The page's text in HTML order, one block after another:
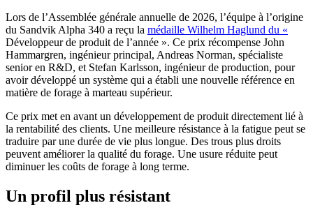
Lors de l’Assemblée générale annuelle de 2026, l’équipe à l’origine
du Sandvik Alpha 340 a reçu la médaille Wilhelm Haglund du «
Développeur de produit de l’année ». Ce prix récompense John
Hammargren, ingénieur principal, Andreas Norman, spécialiste
senior en R&D, et Stefan Karlsson, ingénieur de production, pour
avoir développé un système qui a établi une nouvelle référence en
matière de forage à marteau supérieur.
Ce prix met en avant un développement de produit directement lié à
la rentabilité des clients. Une meilleure résistance à la fatigue peut se
traduire par une durée de vie plus longue. Des trous plus droits
peuvent améliorer la qualité du forage. Une usure réduite peut
diminuer les coûts de forage à long terme.
Un profil plus résistant